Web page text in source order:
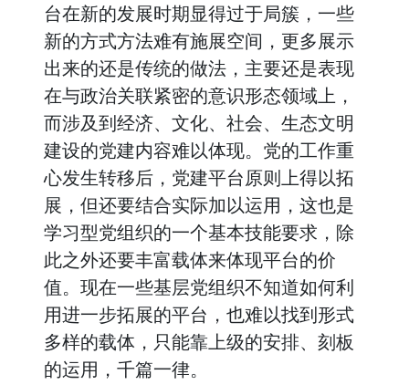
台在新的发展时期显得过于局簇，一些
新的方式方法难有施展空间，更多展示
出来的还是传统的做法，主要还是表现
在与政治关联紧密的意识形态领域上，
而涉及到经济、文化、社会、生态文明
建设的党建内容难以体现。党的工作重
心发生转移后，党建平台原则上得以拓
展，但还要结合实际加以运用，这也是
学习型党组织的一个基本技能要求，除
此之外还要丰富载体来体现平台的价
值。现在一些基层党组织不知道如何利
用进一步拓展的平台，也难以找到形式
多样的载体，只能靠上级的安排、刻板
的运用，千篇一律。